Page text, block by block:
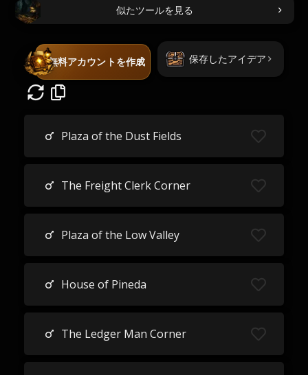
似たツールを見る
無料アカウントを作成 保存したアイデア
Plaza of the Dust Fields
The Freight Clerk Corner
Plaza of the Low Valley
House of Pineda
The Ledger Man Corner